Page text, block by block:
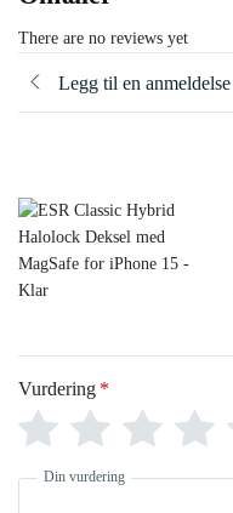
There are no reviews yet
Legg til en anmeldelse
Vurdering *
Din vurdering